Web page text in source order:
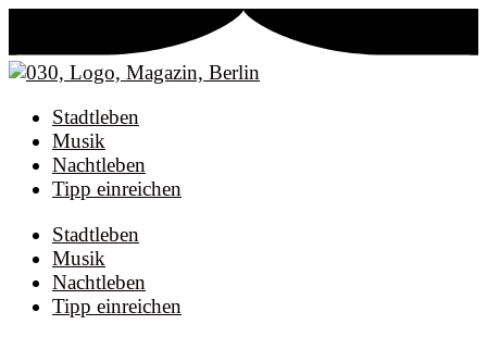
Stadtleben
Musik
Nachtleben
Tipp einreichen
Stadtleben
Musik
Nachtleben
Tipp einreichen